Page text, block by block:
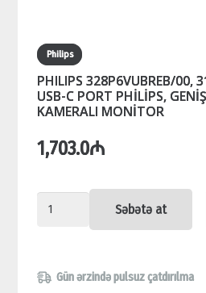
Philips
PHILIPS 328P6VUBREB/00,
USB-C PORT PHİLİPS,
KAMERALI MONİTOR
1,703.0₼
PHILIPS
328P6VUBREB/00,
LCD
Səbətə at
Gün ərzində pulsuz çatdırılma